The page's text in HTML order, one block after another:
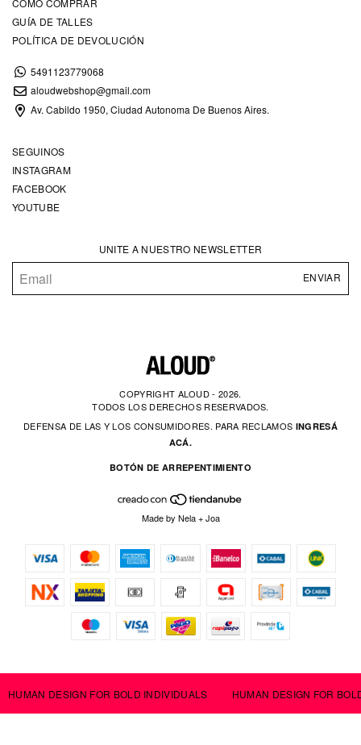
GUÍA DE TALLES
POLÍTICA DE DEVOLUCIÓN
5491123779068
aloudwebshop@gmail.com
Av. Cabildo 1950, Ciudad Autonoma De Buenos Aires.
SEGUINOS
INSTAGRAM
FACEBOOK
YOUTUBE
UNITE A NUESTRO NEWSLETTER
COPYRIGHT ALOUD - 2026.
TODOS LOS DERECHOS RESERVADOS.
DEFENSA DE LAS Y LOS CONSUMIDORES. PARA RECLAMOS INGRESÁ
ACÁ.
BOTÓN DE ARREPENTIMIENTO
Made by Nela+Joa
DESIGN FOR BOLD INDIVIDUALS HUMAN DESIGN FOR BOLD